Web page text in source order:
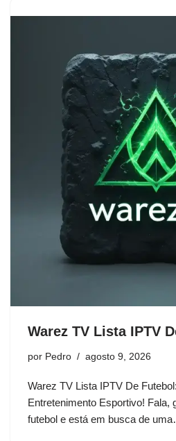
Warez TV Lista IPTV
por Pedro agosto 9, 2026
Warez TV Lista IPTV De
Entretenimento Esportivo! Fala,
futebol e está em busca de